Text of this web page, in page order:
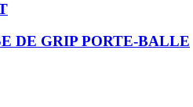
DE GRIP PORTE-BALLE